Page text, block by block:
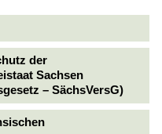
der
Sachsen
– SächsVersG)